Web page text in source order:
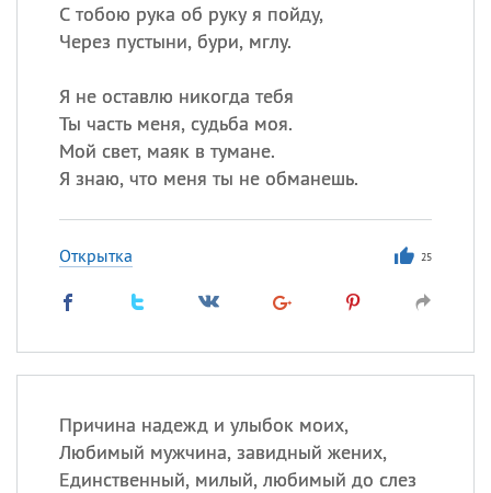
С тобою рука об руку я пойду,
Через пустыни, бури, мглу.
Я не оставлю никогда тебя
Ты часть меня, судьба моя.
Мой свет, маяк в тумане.
Я знаю, что меня ты не обманешь.
Открытка 25
Причина надежд и улыбок моих,
Любимый мужчина, завидный жених,
Единственный, милый, любимый до слез